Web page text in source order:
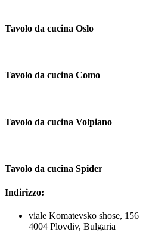
Tavolo da cucina Oslo
Tavolo da cucina Como
Tavolo da cucina Volpiano
Tavolo da cucina Spider
Indirizzo:
viale Komatevsko shose, 156
4004 Plovdiv, Bulgaria